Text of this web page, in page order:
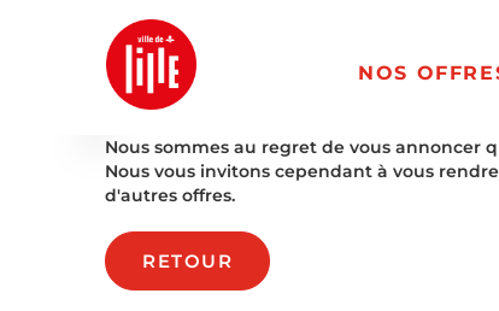
NOS
Nous sommes au regret de vous annoncer
Nous vous invitons cependant à vous
d'autres offres.
RETOUR